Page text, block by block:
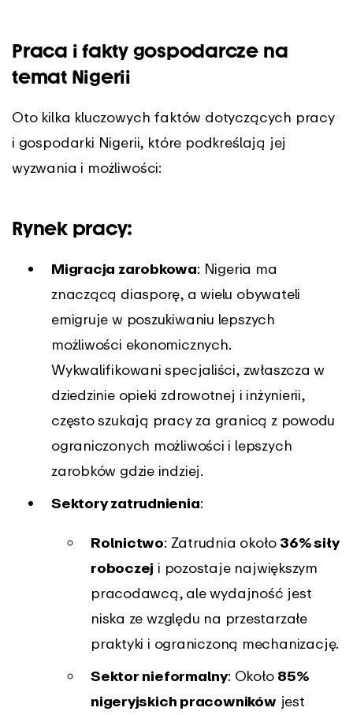
Praca i fakty gospodarcze na
temat Nigerii
Oto kilka kluczowych faktów dotyczących pracy
i gospodarki Nigerii, które podkreślają jej
wyzwania i możliwości:
Rynek pracy:
Migracja zarobkowa: Nigeria ma
znaczącą diasporę, a wielu obywateli
emigruje w poszukiwaniu lepszych
możliwości ekonomicznych.
Wykwalifikowani specjaliści, zwłaszcza w
dziedzinie opieki zdrowotnej i inżynierii,
często szukają pracy za granicą z powodu
ograniczonych możliwości i lepszych
zarobków gdzie indziej.
Sektory zatrudnienia:
Rolnictwo: Zatrudnia około 36% siły
roboczej i pozostaje największym
pracodawcą, ale wydajność jest
niska ze względu na przestarzałe
praktyki i ograniczoną mechanizację.
Sektor nieformalny: Około 85%
nigeryjskich pracowników jest